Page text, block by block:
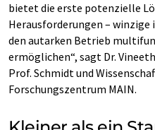
bietet die erste potenzielle
Herausforderungen –
den autarken Betrieb
ermöglichen“, sagt Dr.
Prof. Schmidt und
Forschungszentrum MAIN.